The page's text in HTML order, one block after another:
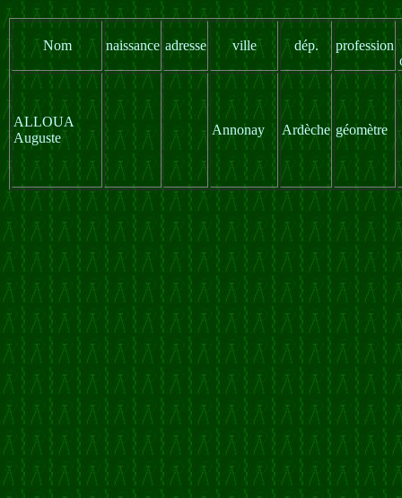
Nom naissance adresse ville dép.
profession
ALLOUA
Auguste
Annonay Ardèche géomètre